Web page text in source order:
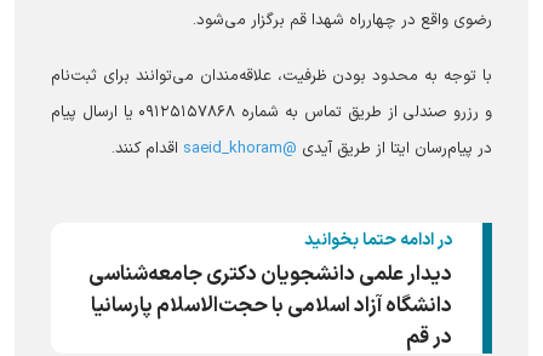
رضوی واقع در چهارراه شهدا قم برگزار می‌شود.
با توجه به محدود بودن ظرفیت، علاقه‌مندان می‌توانند برای ثبت‌نام
و رزرو صندلی از طریق تماس به شماره ۰۹۱۲۵۱۵۷۸۶۸ یا ارسال پیام
در پیام‌رسان ایتا از طریق آیدی @saeid_khoram اقدام کنند.
در ادامه حتما بخوانید
دیدار علمی دانشجویان دکتری جامعه‌شناسی
دانشگاه آزاد اسلامی با حجت‌الاسلام پارسانیا
در قم